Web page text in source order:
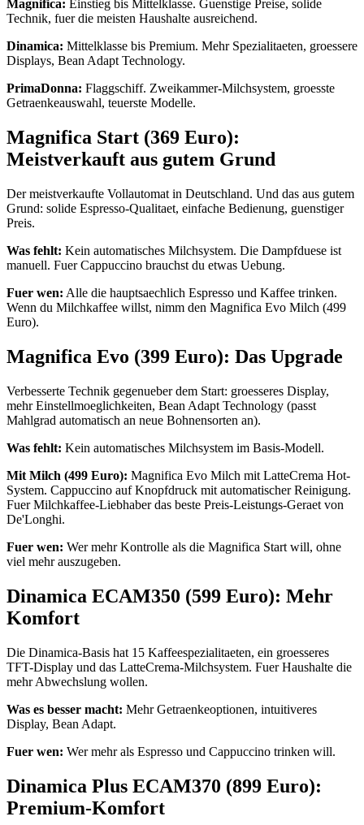
Magnifica: Einstieg bis Mittelklasse. Guenstige Preise, solide
Technik, fuer die meisten Haushalte ausreichend.
Dinamica: Mittelklasse bis Premium. Mehr Spezialitaeten, groessere
Displays, Bean Adapt Technology.
PrimaDonna: Flaggschiff. Zweikammer-Milchsystem, groesste
Getraenkeauswahl, teuerste Modelle.
Magnifica Start (369 Euro):
Meistverkauft aus gutem Grund
Der meistverkaufte Vollautomat in Deutschland. Und das aus gutem
Grund: solide Espresso-Qualitaet, einfache Bedienung, guenstiger
Preis.
Was fehlt: Kein automatisches Milchsystem. Die Dampfduese ist
manuell. Fuer Cappuccino brauchst du etwas Uebung.
Fuer wen: Alle die hauptsaechlich Espresso und Kaffee trinken.
Wenn du Milchkaffee willst, nimm den Magnifica Evo Milch (499
Euro).
Magnifica Evo (399 Euro): Das Upgrade
Verbesserte Technik gegenueber dem Start: groesseres Display,
mehr Einstellmoeglichkeiten, Bean Adapt Technology (passt
Mahlgrad automatisch an neue Bohnensorten an).
Was fehlt: Kein automatisches Milchsystem im Basis-Modell.
Mit Milch (499 Euro): Magnifica Evo Milch mit LatteCrema Hot-
System. Cappuccino auf Knopfdruck mit automatischer Reinigung.
Fuer Milchkaffee-Liebhaber das beste Preis-Leistungs-Geraet von
De'Longhi.
Fuer wen: Wer mehr Kontrolle als die Magnifica Start will, ohne
viel mehr auszugeben.
Dinamica ECAM350 (599 Euro): Mehr
Komfort
Die Dinamica-Basis hat 15 Kaffeespezialitaeten, ein groesseres
TFT-Display und das LatteCrema-Milchsystem. Fuer Haushalte die
mehr Abwechslung wollen.
Was es besser macht: Mehr Getraenkeoptionen, intuitiveres
Display, Bean Adapt.
Fuer wen: Wer mehr als Espresso und Cappuccino trinken will.
Dinamica Plus ECAM370 (899 Euro):
Premium-Komfort